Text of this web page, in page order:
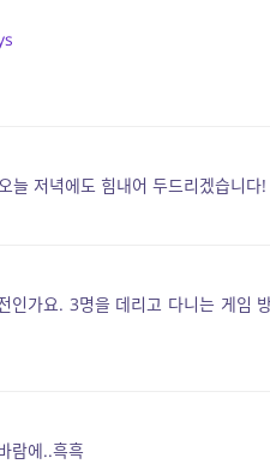
늘 저녁에도 힘내어 두드리겠습니다!
가요. 3명을 데리고 다니는 게임
람에..흑흑